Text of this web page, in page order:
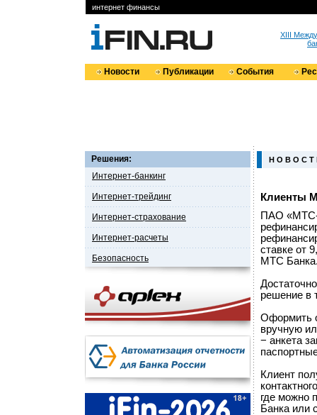
интернет финансы
XIII
Новости Публикации События
Решения:
Интернет-банкинг
Интернет-трейдинг
Интернет-страхование
Интернет-расчеты
Безопасность
Н О В О С Т
Клиенты
ПАО «МТС-
ставке от
МТС
решение в
Оформить
вручную
− анкета
Клиент
где можно
Банка или